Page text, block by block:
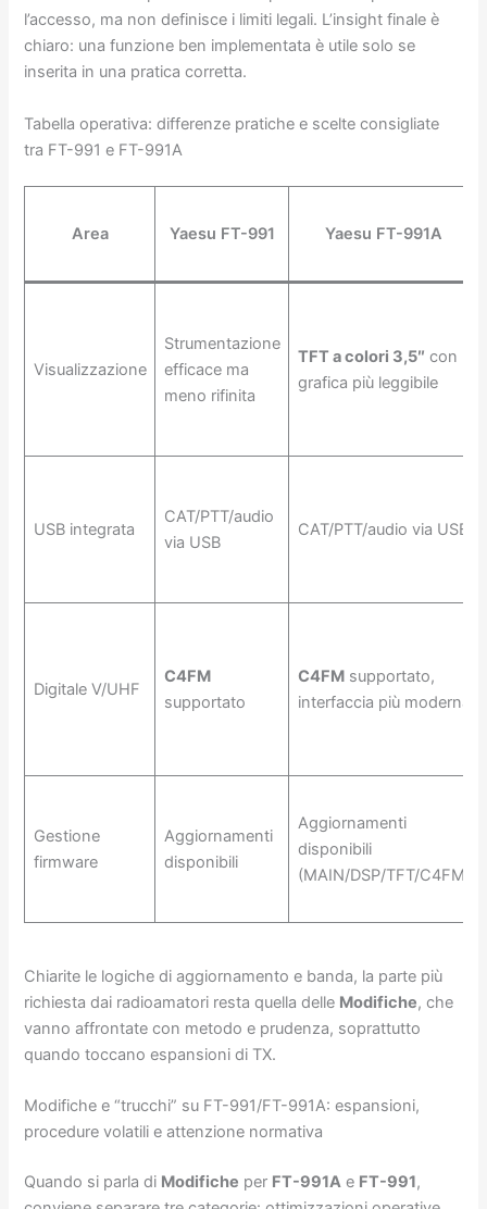
l’accesso, ma non definisce i limiti legali. L’insight finale è
chiaro: una funzione ben implementata è utile solo se
inserita in una pratica corretta.
Tabella operativa: differenze pratiche e scelte consigliate
tra FT-991 e FT-991A
Area Yaesu FT-991 Yaesu FT-991A
Visualizzazione
Strumentazione
efficace ma
meno rifinita
TFT a colori 3,5″ con
grafica più leggibile
USB integrata
CAT/PTT/audio
via USB
CAT/PTT/audio via USB
Digitale V/UHF
C4FM
supportato
C4FM supportato,
interfaccia più moderna
Gestione
firmware
Aggiornamenti
disponibili
Aggiornamenti
disponibili
(MAIN/DSP/TFT/C4FM)
Chiarite le logiche di aggiornamento e banda, la parte più
richiesta dai radioamatori resta quella delle Modifiche, che
vanno affrontate con metodo e prudenza, soprattutto
quando toccano espansioni di TX.
Modifiche e “trucchi” su FT-991/FT-991A: espansioni,
procedure volatili e attenzione normativa
Quando si parla di Modifiche per FT-991A e FT-991,